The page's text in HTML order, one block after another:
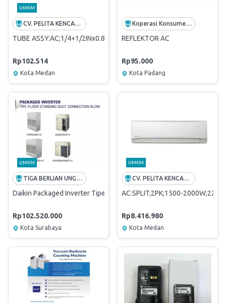
UMKM
CV. PELITA KENCANA TEKNIK
TUBE ASSY:AC;1/4+1/2INx0.8MM;CU
Rp102.514
Kota Medan
Koperasi Konsumen Karyawan Pelindo Teluk Bayur
REFLEKTOR AC
Rp95.000
Kota Padang
UMKM
TIGA BERLIAN UNGGUL
Daikin Packaged Inverter Tipe Floor Standing Duct Conn. Blow (
Rp102.520.000
Kota Surabaya
UMKM
CV. PELITA KENCANA TEKNIK
AC:SPLIT;2PK;1500-
Rp8.416.980
Kota Medan